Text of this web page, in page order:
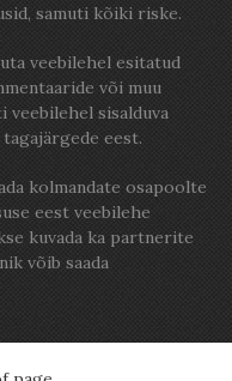
samuti kõiki riske.
veebilehel esitatud
või muu
veebilehel sisalduva
eest.
kolmandate osapoolte
eest veebilehe
kuvada ka partnerite
võib saada